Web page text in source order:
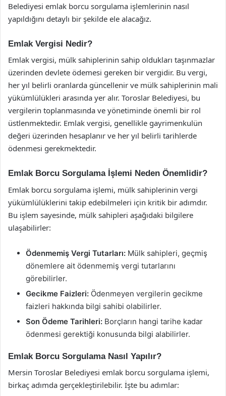
Belediyesi emlak borcu sorgulama işlemlerinin nasıl
yapıldığını detaylı bir şekilde ele alacağız.
Emlak Vergisi Nedir?
Emlak vergisi, mülk sahiplerinin sahip oldukları taşınmazlar
üzerinden devlete ödemesi gereken bir vergidir. Bu vergi,
her yıl belirli oranlarda güncellenir ve mülk sahiplerinin mali
yükümlülükleri arasında yer alır. Toroslar Belediyesi, bu
vergilerin toplanmasında ve yönetiminde önemli bir rol
üstlenmektedir. Emlak vergisi, genellikle gayrimenkulün
değeri üzerinden hesaplanır ve her yıl belirli tarihlerde
ödenmesi gerekmektedir.
Emlak Borcu Sorgulama İşlemi Neden Önemlidir?
Emlak borcu sorgulama işlemi, mülk sahiplerinin vergi
yükümlülüklerini takip edebilmeleri için kritik bir adımdır.
Bu işlem sayesinde, mülk sahipleri aşağıdaki bilgilere
ulaşabilirler:
Ödenmemiş Vergi Tutarları: Mülk sahipleri, geçmiş
dönemlere ait ödenmemiş vergi tutarlarını
görebilirler.
Gecikme Faizleri: Ödenmeyen vergilerin gecikme
faizleri hakkında bilgi sahibi olabilirler.
Son Ödeme Tarihleri: Borçların hangi tarihe kadar
ödenmesi gerektiği konusunda bilgi alabilirler.
Emlak Borcu Sorgulama Nasıl Yapılır?
Mersin Toroslar Belediyesi emlak borcu sorgulama işlemi,
birkaç adımda gerçekleştirilebilir. İşte bu adımlar: